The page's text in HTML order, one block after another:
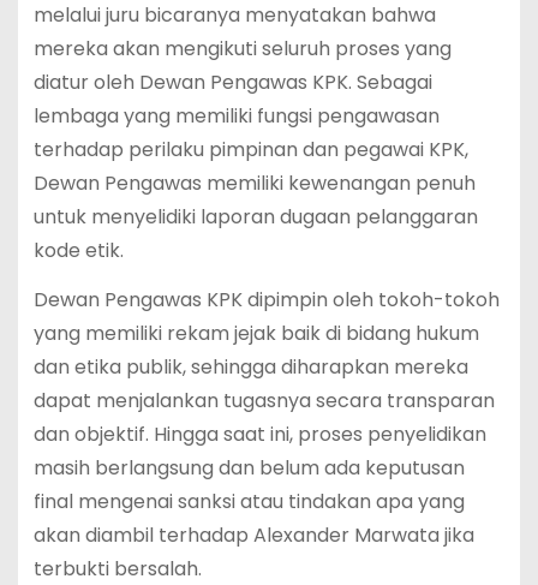
melalui juru bicaranya menyatakan bahwa
mereka akan mengikuti seluruh proses yang
diatur oleh Dewan Pengawas KPK. Sebagai
lembaga yang memiliki fungsi pengawasan
terhadap perilaku pimpinan dan pegawai KPK,
Dewan Pengawas memiliki kewenangan penuh
untuk menyelidiki laporan dugaan pelanggaran
kode etik.
Dewan Pengawas KPK dipimpin oleh tokoh-tokoh
yang memiliki rekam jejak baik di bidang hukum
dan etika publik, sehingga diharapkan mereka
dapat menjalankan tugasnya secara transparan
dan objektif. Hingga saat ini, proses penyelidikan
masih berlangsung dan belum ada keputusan
final mengenai sanksi atau tindakan apa yang
akan diambil terhadap Alexander Marwata jika
terbukti bersalah.